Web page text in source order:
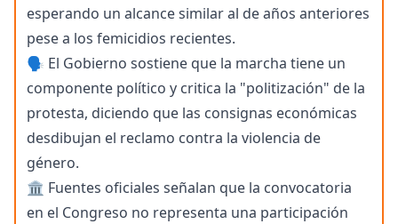
esperando un alcance similar al de años anteriores
pese a los femicidios recientes.
🗣️ El Gobierno sostiene que la marcha tiene un
componente político y critica la "politización" de la
protesta, diciendo que las consignas económicas
desdibujan el reclamo contra la violencia de
género.
🏛️ Fuentes oficiales señalan que la convocatoria
en el Congreso no representa una participación